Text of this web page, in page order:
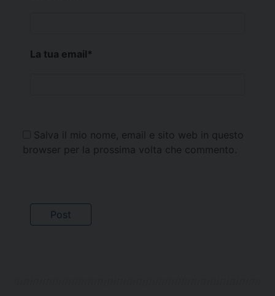
La tua email*
Salva il mio nome, email e sito web in questo
browser per la prossima volta che commento.